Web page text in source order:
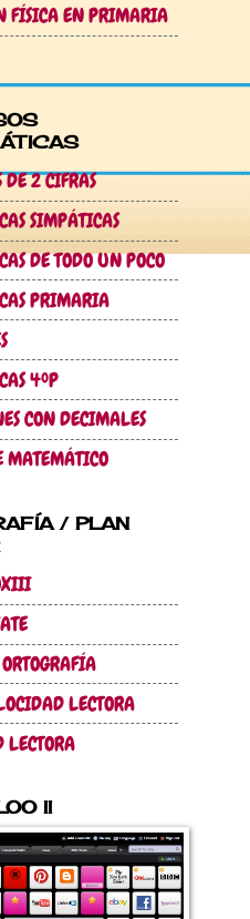
FÍSICA EN PRIMARIA
2 CIFRAS
SIMPÁTICAS
DE TODO UN POCO
PRIMARIA
4ºP
CON DECIMALES
MATEMÁTICO
/ PLAN
LECTORA
II